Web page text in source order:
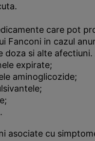
care pot
Fanconi in cazul
doza si alte afectiuni.
expirate;
aminoglicozide;
asociate cu